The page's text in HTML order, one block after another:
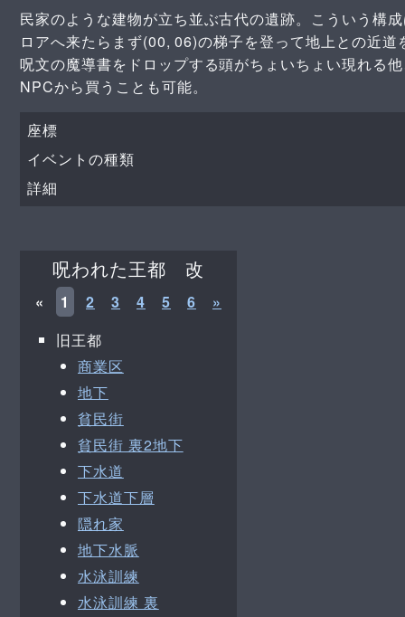
民家のような建物が立ち並ぶ古代の遺跡。こういう構
ロアへ来たらまず(00, 06)の梯子を登って地上との近
呪文の魔導書をドロップする頭がちょいちょい現れる
NPCから買うことも可能。
座標
イベントの種類
詳細
呪われた王都 改
« 1 2 3 4 5 6
»
旧王都
商業区
地下
貧民街
貧民街 裏2地下
下水道
下水道下層
隠れ家
地下水脈
水泳訓練
水泳訓練 裏